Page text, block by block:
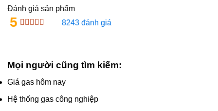
Đánh giá sản phẩm
5 8243 đánh giá
Mọi người cũng tìm kiếm:
Giá gas hôm nay
Hệ thống gas công nghiệp